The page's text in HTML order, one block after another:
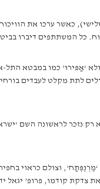
כאשר ערכו את
כל המשתתפים דיברו
‘אַפּירוּ’ כמו במבטא
לתת מקלט לעבדים
נזכר לראשונה השם
וצולם כראוי